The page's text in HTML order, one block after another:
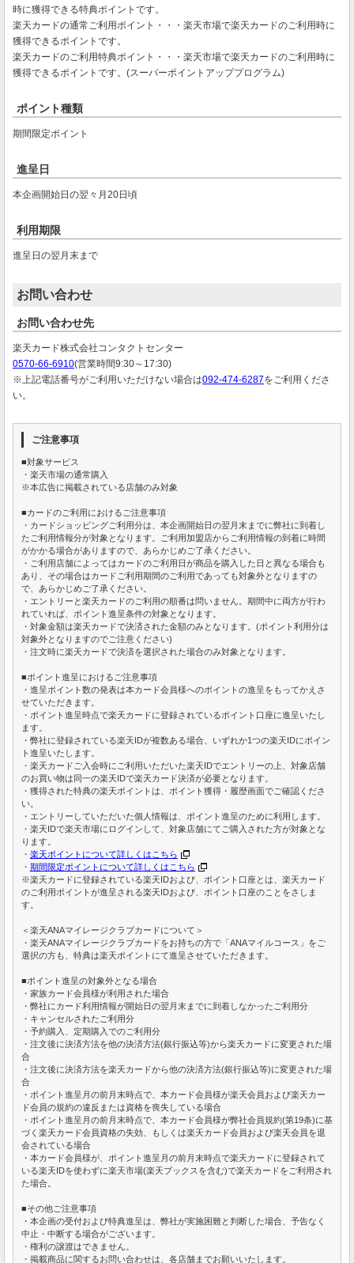
時に獲得できる特典ポイントです。
楽天カードの通常ご利用ポイント・・・楽天市場で楽天カードのご利用時に
獲得できるポイントです。
楽天カードのご利用特典ポイント・・・楽天市場で楽天カードのご利用時に
獲得できるポイントです。(スーパーポイントアッププログラム)
ポイント種類
期間限定ポイント
進呈日
本企画開始日の翌々月20日頃
利用期限
進呈日の翌月末まで
お問い合わせ
お問い合わせ先
楽天カード株式会社コンタクトセンター
0570-66-6910(営業時間9:30～17:30)
※上記電話番号がご利用いただけない場合は092-474-6287をご利用くださ
い。
ご注意事項
■対象サービス
・楽天市場の通常購入
※本広告に掲載されている店舗のみ対象
■カードのご利用におけるご注意事項
・カードショッピングご利用分は、本企画開始日の翌月末までに弊社に到着し
たご利用情報分が対象となります。ご利用加盟店からご利用情報の到着に時間
がかかる場合がありますので、あらかじめご了承ください。
・ご利用店舗によってはカードのご利用日が商品を購入した日と異なる場合も
あり、その場合はカードご利用期間のご利用であっても対象外となりますの
で、あらかじめご了承ください。
・エントリーと楽天カードのご利用の順番は問いません。期間中に両方が行わ
れていれば、ポイント進呈条件の対象となります。
・対象金額は楽天カードで決済された金額のみとなります。(ポイント利用分は
対象外となりますのでご注意ください)
・注文時に楽天カードで決済を選択された場合のみ対象となります。
■ポイント進呈におけるご注意事項
・進呈ポイント数の発表は本カード会員様へのポイントの進呈をもってかえさ
せていただきます。
・ポイント進呈時点で楽天カードに登録されているポイント口座に進呈いたし
ます。
・弊社に登録されている楽天IDが複数ある場合、いずれか1つの楽天IDにポイン
ト進呈いたします。
・楽天カードご入会時にご利用いただいた楽天IDでエントリーの上、対象店舗
のお買い物は同一の楽天IDで楽天カード決済が必要となります。
・獲得された特典の楽天ポイントは、ポイント獲得・履歴画面でご確認くださ
い。
・エントリーしていただいた個人情報は、ポイント進呈のために利用します。
・楽天IDで楽天市場にログインして、対象店舗にてご購入された方が対象とな
ります。
・ 楽天ポイントについて詳しくはこちら
・ 期間限定ポイントについて詳しくはこちら
※楽天カードに登録されている楽天IDおよび、ポイント口座とは、楽天カード
のご利用ポイントが進呈される楽天IDおよび、ポイント口座のことをさしま
す。
＜楽天ANAマイレージクラブカードについて＞
・楽天ANAマイレージクラブカードをお持ちの方で「ANAマイルコース」をご
選択の方も、特典は楽天ポイントにて進呈させていただきます。
■ポイント進呈の対象外となる場合
・家族カード会員様が利用された場合
・弊社にカード利用情報が開始日の翌月末までに到着しなかったご利用分
・キャンセルされたご利用分
・予約購入、定期購入でのご利用分
・注文後に決済方法を他の決済方法(銀行振込等)から楽天カードに変更された場
合
・注文後に決済方法を楽天カードから他の決済方法(銀行振込等)に変更された場
合
・ポイント進呈月の前月末時点で、本カード会員様が楽天会員および楽天カー
ド会員の規約の違反または資格を喪失している場合
・ポイント進呈月の前月末時点で、本カード会員様が弊社会員規約(第19条)に基
づく楽天カード会員資格の失効、もしくは楽天カード会員および楽天会員を退
会されている場合
・本カード会員様が、ポイント進呈月の前月末時点で楽天カードに登録されて
いる楽天IDを使わずに楽天市場(楽天ブックスを含む)で楽天カードをご利用され
た場合。
■その他ご注意事項
・本企画の受付および特典進呈は、弊社が実施困難と判断した場合、予告なく
中止・中断する場合がございます。
・権利の譲渡はできません。
・掲載商品に関するお問い合わせは、各店舗までお願いいたします。